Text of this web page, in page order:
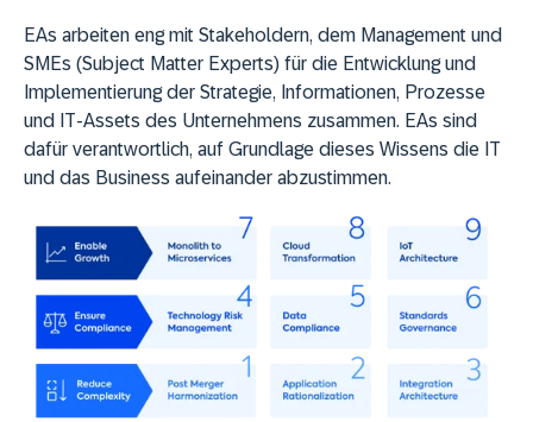
EAs arbeiten eng mit Stakeholdern, dem Management und
SMEs (Subject Matter Experts) für die Entwicklung und
Implementierung der Strategie, Informationen, Prozesse
und IT-Assets des Unternehmens zusammen. EAs sind
dafür verantwortlich, auf Grundlage dieses Wissens die IT
und das Business aufeinander abzustimmen.